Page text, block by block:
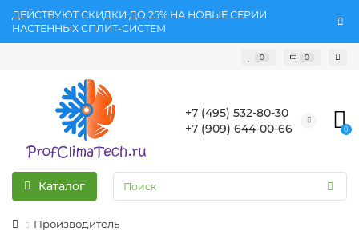
ДЕЙСТВУЮТ СКИДКИ ДО 25% НА НОВЫЕ СЕРИИ
НАСТЕННЫХ СПЛИТ-СИСТЕМ
0 0
+7 (495) 532-80-30
+7 (909) 644-00-66
0
Каталог
Производитель